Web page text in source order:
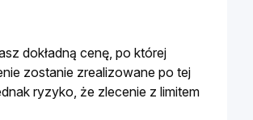
dokładną cenę, po której
zostanie zrealizowane po tej
ryzyko, że zlecenie z limitem